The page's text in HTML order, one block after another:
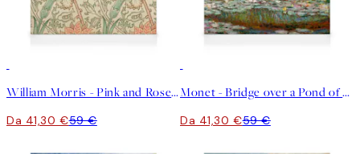
William Morris - Pink and Rose Stampa su Tela
Da 41,30 €59 €
Monet - Bridge over a Pond of Water Lilies Stampa su Tela
Da 41,30 €59 €